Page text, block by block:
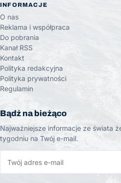
INFORMACJE
O nas
Reklama i współpraca
Do pobrania
Kanał RSS
Kontakt
Polityka redakcyjna
Polityka prywatności
Regulamin
Bądź na bieżąco
Najważniejsze informacje ze świata
tygodniu na Twój e-mail.